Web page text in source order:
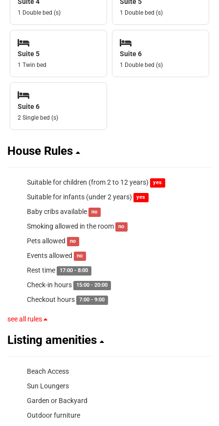
1 Double bed (s) 1 Double bed (s)
Suite 5
1 Twin bed
Suite 6
1 Double bed (s)
Suite 6
2 Single bed (s)
House Rules
Suitable for children (from 2 to 12 years) yes
Suitable for infants (under 2 years) yes
Baby cribs available no
Smoking allowed in the room no
Pets allowed no
Events allowed no
Rest time 17:00 - 8:00
Check-in hours 15:00 - 20:00
Checkout hours 7:00 - 9:00
see all rules
Listing amenities
Beach Access
Sun Loungers
Garden or Backyard
Outdoor furniture